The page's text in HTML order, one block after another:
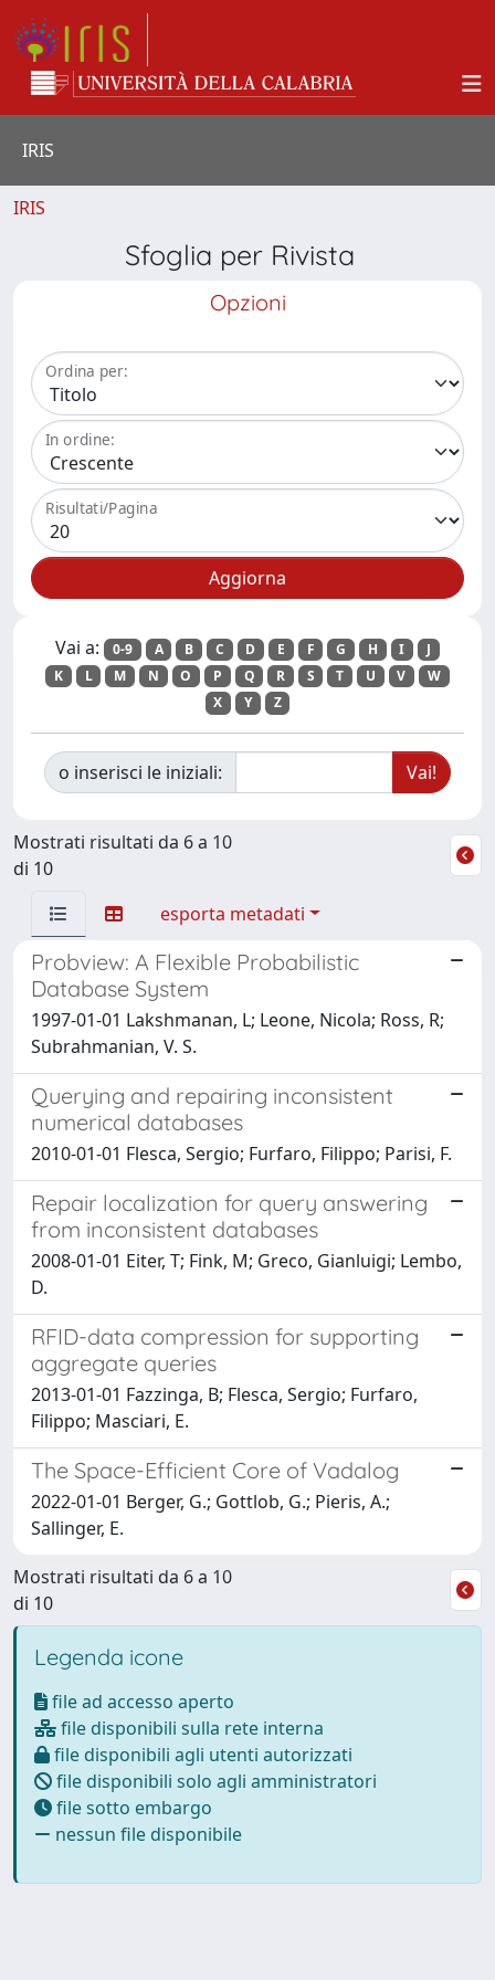
IRIS
IRIS
Sfoglia per Rivista
Opzioni
Ordina per:
In ordine:
Risultati/Pagina
Vai a: 0-9 A B C D E F G H I
J
K
L M N O P Q R S T U V
W
X
Y Z
o inserisci le iniziali:
Mostrati risultati da 6 a 10
di 10
esporta metadati
Probview: A Flexible Probabilistic
Database System
1997-01-01 Lakshmanan, L; Leone, Nicola; Ross, R;
Subrahmanian, V. S.
Querying and repairing inconsistent
numerical databases
2010-01-01 Flesca, Sergio; Furfaro, Filippo; Parisi, F.
Repair localization for query answering
from inconsistent databases
2008-01-01 Eiter, T; Fink, M; Greco, Gianluigi; Lembo,
D.
RFID-data compression for supporting
aggregate queries
2013-01-01 Fazzinga, B; Flesca, Sergio; Furfaro,
Filippo; Masciari, E.
The Space-Efficient Core of Vadalog
2022-01-01 Berger, G.; Gottlob, G.; Pieris, A.;
Sallinger, E.
Mostrati risultati da 6 a 10
di 10
Legenda icone
file ad accesso aperto
file disponibili sulla rete interna
file disponibili agli utenti autorizzati
file disponibili solo agli amministratori
file sotto embargo
nessun file disponibile